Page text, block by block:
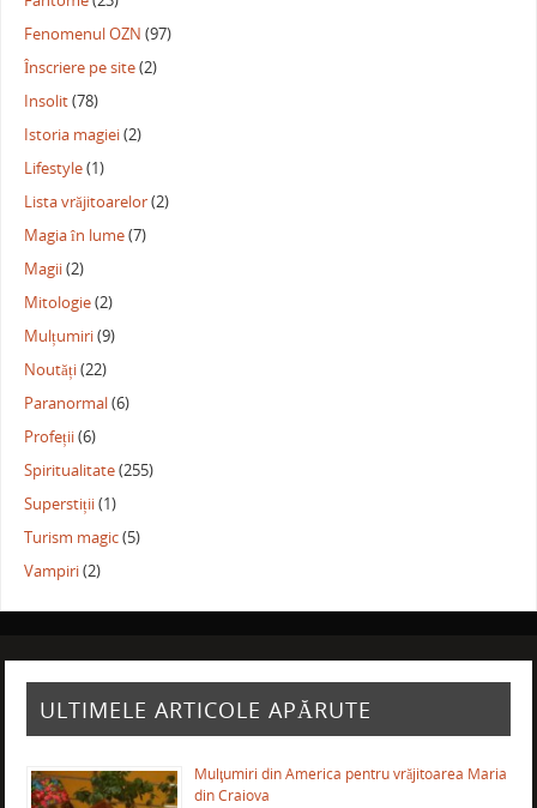
Fenomenul OZN (97)
Înscriere pe site(2)
Insolit(78)
Istoria magiei(2)
Lifestyle(1)
Lista vrăjitoarelor(2)
Magia în lume(7)
Magii(2)
Mitologie(2)
Mulțumiri(9)
Noutăți(22)
Paranormal(6)
Profeții(6)
Spiritualitate(255)
Superstiții(1)
Turism magic(5)
Vampiri(2)
ULTIMELE ARTICOLE APĂRUTE
Mulţumiri din America pentru vrăjitoarea Maria
din Craiova